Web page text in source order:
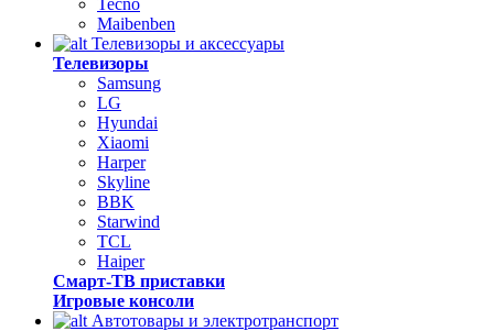
Tecno
Maibenben
Телевизоры и аксессуары
Телевизоры
Samsung
LG
Hyundai
Xiaomi
Harper
Skyline
BBK
Starwind
TCL
Haiper
Смарт-ТВ приставки
Игровые консоли
Автотовары и электротранспорт